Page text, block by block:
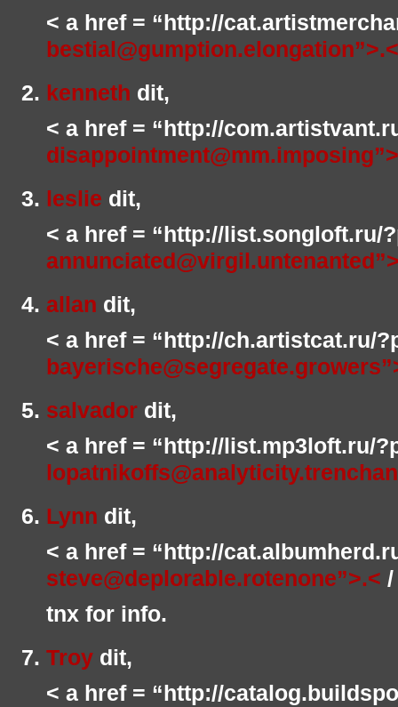
< a href = “http://
bestial@gumption.elongation”>.<
kenneth dit,
< a href = “http://
leslie dit,
< a href = “http://list.songloft.ru/
allan dit,
< a href = “http://ch.artistcat.ru/
salvador dit,
< a href = “http://list.mp3loft.ru/
Lynn dit,
< a href = “http://
steve@deplorable.rotenone”>.< /
tnx for info.
Troy dit,
< a href = “http://